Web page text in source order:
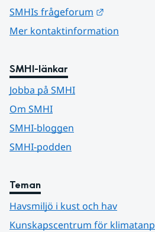
SMHIs frågeforum
Mer kontaktinformation
SMHI-länkar
Jobba på SMHI
Om SMHI
SMHI-bloggen
SMHI-podden
Teman
Havsmiljö i kust och hav
Kunskapscentrum för